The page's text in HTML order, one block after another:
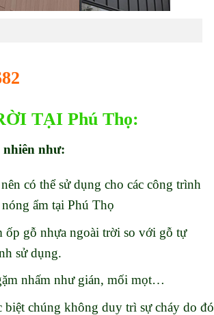
TẠI Phú Thọ:
nhiên như:
có thể sử dụng cho các công trình
ẩm tại Phú Thọ
ốp gỗ nhựa ngoài trời so với gỗ tự
sử dụng.
nhấm như gián, mối mọt…
biệt chúng không duy trì sự cháy do đó